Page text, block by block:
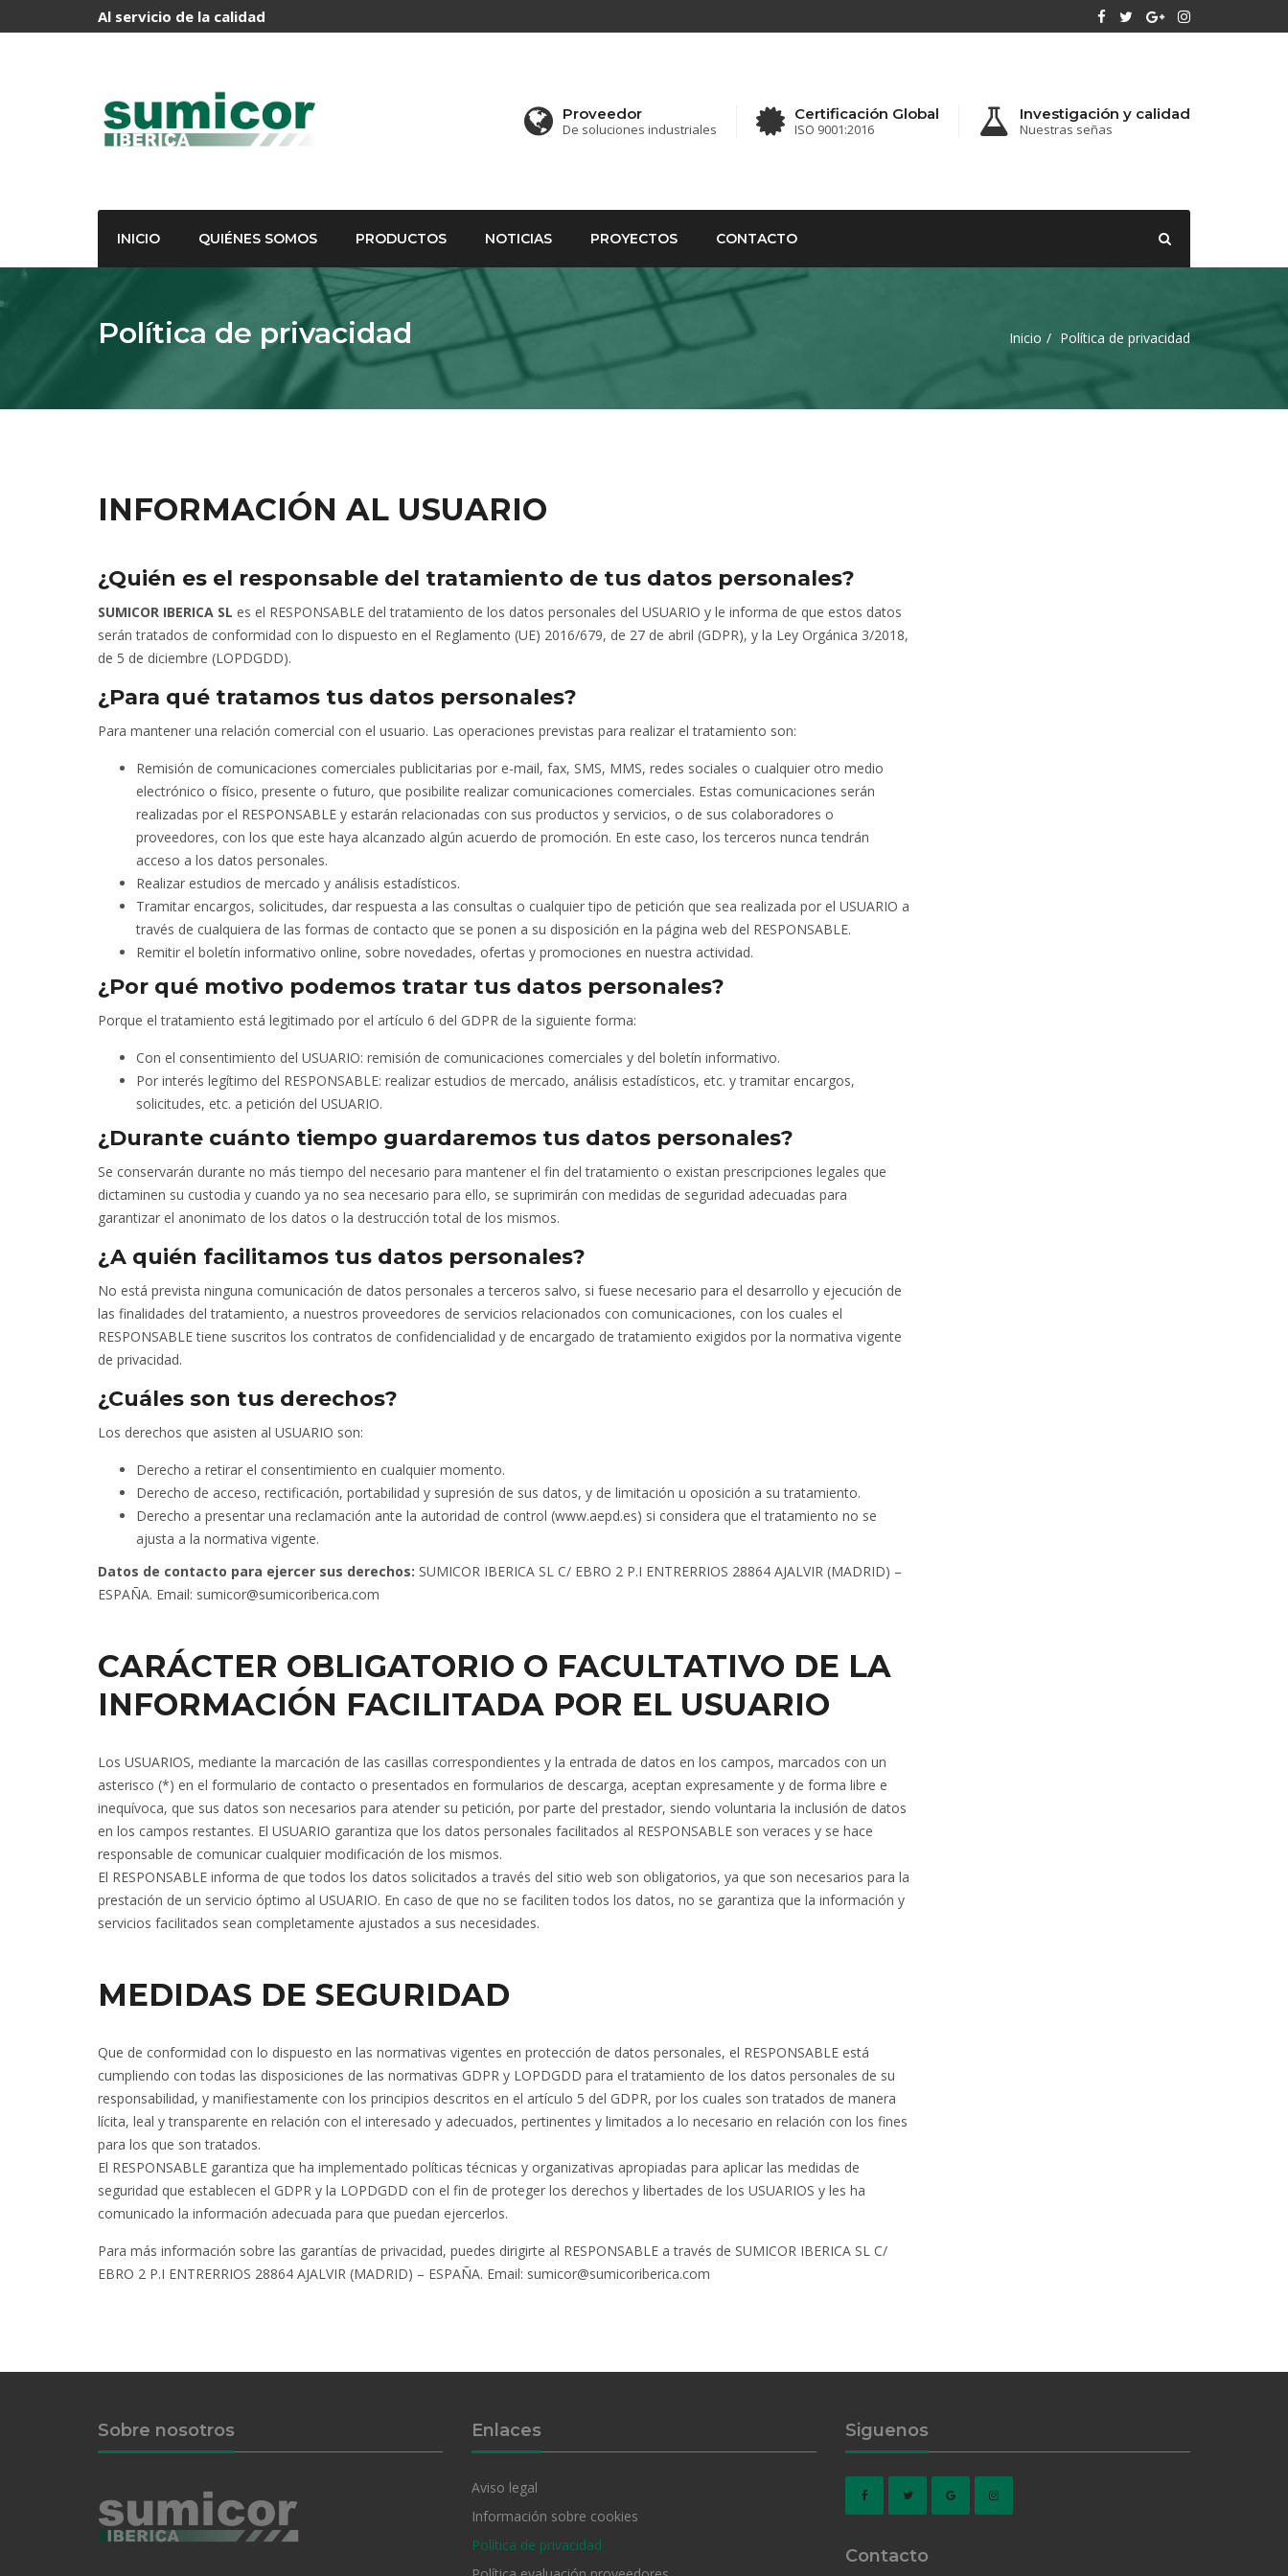
Al servicio de la calidad
Proveedor
De soluciones industriales
Certificación Global
ISO 9001:2016
Investigación y calidad
Nuestras señas
INICIO QUIÉNES SOMOS PRODUCTOS NOTICIAS PROYECTOS CONTACTO
Política de privacidad Inicio Política de privacidad
INFORMACIÓN AL USUARIO
¿Quién es el responsable del tratamiento de tus datos personales?
SUMICOR IBERICA SL es el RESPONSABLE del tratamiento de los datos personales del USUARIO y le informa de que estos datos
serán tratados de conformidad con lo dispuesto en el Reglamento (UE) 2016/679, de 27 de abril (GDPR), y la Ley Orgánica 3/2018,
de 5 de diciembre (LOPDGDD).
¿Para qué tratamos tus datos personales?
Para mantener una relación comercial con el usuario. Las operaciones previstas para realizar el tratamiento son:
Remisión de comunicaciones comerciales publicitarias por e-mail, fax, SMS, MMS, redes sociales o cualquier otro medio
electrónico o físico, presente o futuro, que posibilite realizar comunicaciones comerciales. Estas comunicaciones serán
realizadas por el RESPONSABLE y estarán relacionadas con sus productos y servicios, o de sus colaboradores o
proveedores, con los que este haya alcanzado algún acuerdo de promoción. En este caso, los terceros nunca tendrán
acceso a los datos personales.
Realizar estudios de mercado y análisis estadísticos.
Tramitar encargos, solicitudes, dar respuesta a las consultas o cualquier tipo de petición que sea realizada por el USUARIO a
través de cualquiera de las formas de contacto que se ponen a su disposición en la página web del RESPONSABLE.
Remitir el boletín informativo online, sobre novedades, ofertas y promociones en nuestra actividad.
¿Por qué motivo podemos tratar tus datos personales?
Porque el tratamiento está legitimado por el artículo 6 del GDPR de la siguiente forma:
Con el consentimiento del USUARIO: remisión de comunicaciones comerciales y del boletín informativo.
Por interés legítimo del RESPONSABLE: realizar estudios de mercado, análisis estadísticos, etc. y tramitar encargos,
solicitudes, etc. a petición del USUARIO.
¿Durante cuánto tiempo guardaremos tus datos personales?
Se conservarán durante no más tiempo del necesario para mantener el fin del tratamiento o existan prescripciones legales que
dictaminen su custodia y cuando ya no sea necesario para ello, se suprimirán con medidas de seguridad adecuadas para
garantizar el anonimato de los datos o la destrucción total de los mismos.
¿A quién facilitamos tus datos personales?
No está prevista ninguna comunicación de datos personales a terceros salvo, si fuese necesario para el desarrollo y ejecución de
las finalidades del tratamiento, a nuestros proveedores de servicios relacionados con comunicaciones, con los cuales el
RESPONSABLE tiene suscritos los contratos de confidencialidad y de encargado de tratamiento exigidos por la normativa vigente
de privacidad.
¿Cuáles son tus derechos?
Los derechos que asisten al USUARIO son:
Derecho a retirar el consentimiento en cualquier momento.
Derecho de acceso, rectificación, portabilidad y supresión de sus datos, y de limitación u oposición a su tratamiento.
Derecho a presentar una reclamación ante la autoridad de control (www.aepd.es) si considera que el tratamiento no se
ajusta a la normativa vigente.
Datos de contacto para ejercer sus derechos: SUMICOR IBERICA SL C/ EBRO 2 P.I ENTRERRIOS 28864 AJALVIR (MADRID) –
ESPAÑA. Email: sumicor@sumicoriberica.com
CARÁCTER OBLIGATORIO O FACULTATIVO DE LA
INFORMACIÓN FACILITADA POR EL USUARIO
Los USUARIOS, mediante la marcación de las casillas correspondientes y la entrada de datos en los campos, marcados con un
asterisco (*) en el formulario de contacto o presentados en formularios de descarga, aceptan expresamente y de forma libre e
inequívoca, que sus datos son necesarios para atender su petición, por parte del prestador, siendo voluntaria la inclusión de datos
en los campos restantes. El USUARIO garantiza que los datos personales facilitados al RESPONSABLE son veraces y se hace
responsable de comunicar cualquier modificación de los mismos.
El RESPONSABLE informa de que todos los datos solicitados a través del sitio web son obligatorios, ya que son necesarios para la
prestación de un servicio óptimo al USUARIO. En caso de que no se faciliten todos los datos, no se garantiza que la información y
servicios facilitados sean completamente ajustados a sus necesidades.
MEDIDAS DE SEGURIDAD
Que de conformidad con lo dispuesto en las normativas vigentes en protección de datos personales, el RESPONSABLE está
cumpliendo con todas las disposiciones de las normativas GDPR y LOPDGDD para el tratamiento de los datos personales de su
responsabilidad, y manifiestamente con los principios descritos en el artículo 5 del GDPR, por los cuales son tratados de manera
lícita, leal y transparente en relación con el interesado y adecuados, pertinentes y limitados a lo necesario en relación con los fines
para los que son tratados.
El RESPONSABLE garantiza que ha implementado políticas técnicas y organizativas apropiadas para aplicar las medidas de
seguridad que establecen el GDPR y la LOPDGDD con el fin de proteger los derechos y libertades de los USUARIOS y les ha
comunicado la información adecuada para que puedan ejercerlos.
Para más información sobre las garantías de privacidad, puedes dirigirte al RESPONSABLE a través de SUMICOR IBERICA SL C/
EBRO 2 P.I ENTRERRIOS 28864 AJALVIR (MADRID) – ESPAÑA. Email: sumicor@sumicoriberica.com
Sobre nosotros Enlaces
Aviso legal
Información sobre cookies
Política de privacidad
Siguenos
Contacto